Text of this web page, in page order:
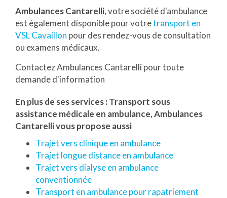
Ambulances Cantarelli, votre société d'ambulance
est également disponible pour votretransport en
VSL Cavaillon pour des rendez-vous de consultation
ou examens médicaux.
Contactez Ambulances Cantarelli pour toute
demande d'information
En plus de ses services : Transport sous
assistance médicale en ambulance, Ambulances
Cantarelli vous propose aussi
Trajet vers clinique en ambulance
Trajet longue distance en ambulance
Trajet vers dialyse en ambulance
conventionnée
Transport en ambulance pour rapatriement